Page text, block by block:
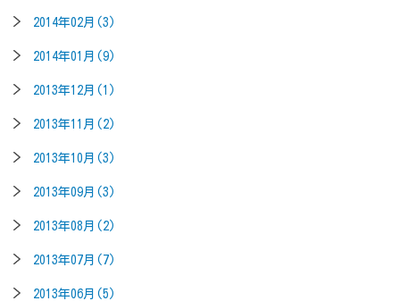
2014年02月(3)
2014年01月(9)
2013年12月(1)
2013年11月(2)
2013年10月(3)
2013年09月(3)
2013年08月(2)
2013年07月(7)
2013年06月(5)